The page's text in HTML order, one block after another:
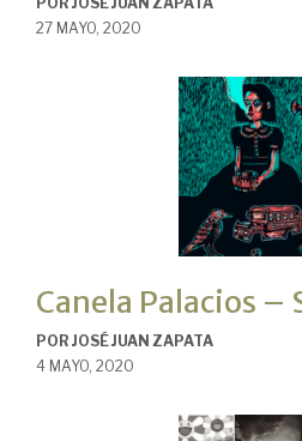
27 MAYO, 2020
Canela Palacios –
POR JOSÉ JUAN ZAPATA
4 MAYO, 2020